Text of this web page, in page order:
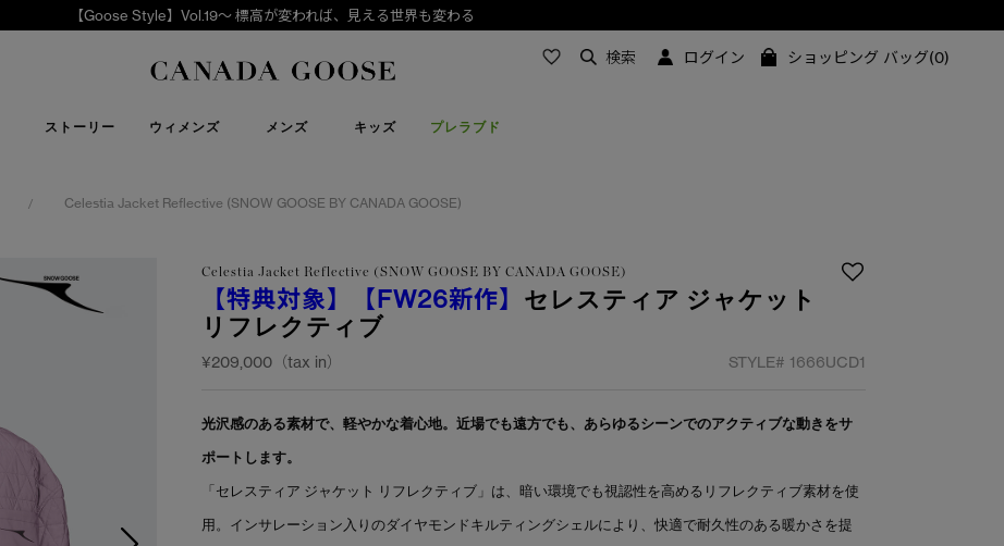
【Goose Style】Vol.19～ 標高が変われば、見える世界も変わる
Canada Goose
ストーリー ウィメンズ メンズ キッズ プレラブド
下取り申請 検索 ログイン ショッピング バッグ(0)
/ Celestia Jacket Reflective (SNOW GOOSE BY CANADA GOOSE)
Celestia Jacket Reflective (SNOW GOOSE BY CANADA GOOSE)
【特典対象】 【FW26新作】 セレスティア ジャケット
リフレクティブ
¥209,000（tax in） STYLE# 1666UCD1
光沢感のある素材で、軽やかな着心地。近場でも遠方でも、あらゆるシーンでのアクティブな動きをサ
ポートします。
「セレスティア ジャケット リフレクティブ」は、暗い環境でも視認性を高めるリフレクティブ素材を使
用。インサレーション入りのダイヤモンドキルティングシェルにより、快適で耐久性のある暖かさを提